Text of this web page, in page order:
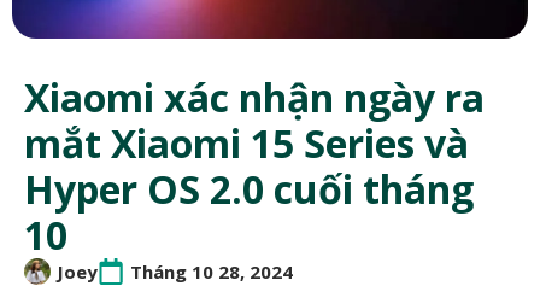
Xiaomi xác nhận ngày ra
mắt Xiaomi 15 Series và
Hyper OS 2.0 cuối tháng
10
Joey Tháng 10 28, 2024